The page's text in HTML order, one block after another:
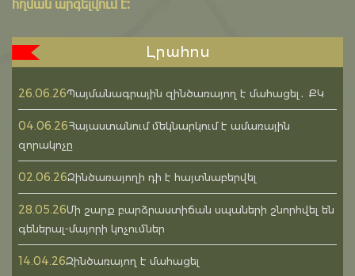
հղման արգելվում է:
Լրահոս
26.06.26Պայմանագրային զինծառայող է մահացել․ ՔԿ
04.06.26Հայաստանում մեկնարկում է ամառային
զորակոչը
02.06.26Զինծառայողի դի է հայտնաբերվել
28.05.26Մի շարք բարձրաստիճան սպաների շնորհվել են
գեներալ-մայորի կոչումներ
14.04.26Զինծառայող է մահացել